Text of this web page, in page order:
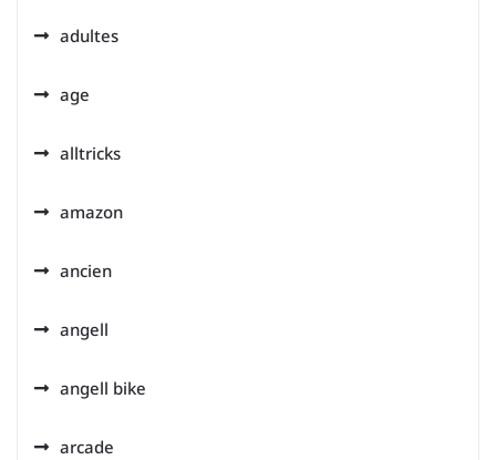
adultes
age
alltricks
amazon
ancien
angell
angell bike
arcade